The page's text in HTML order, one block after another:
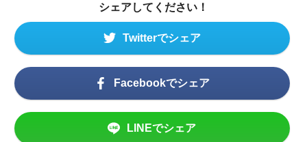
シェアしてください！
Twitterでシェア
Facebookでシェア
LINEでシェア